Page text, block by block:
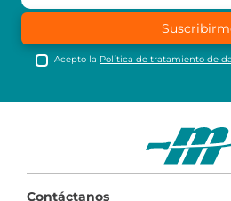
Acepto la Política de tratamiento de
Contáctanos